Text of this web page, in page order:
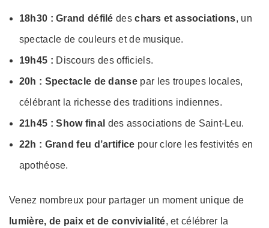
18h30 : Grand défilé deschars et associations, un
spectacle de couleurs et de musique.
19h45 : Discours des officiels.
20h : Spectacle de danse par les troupes locales,
célébrant la richesse des traditions indiennes.
21h45 : Show final des associations de Saint-Leu.
22h : Grand feu d’artifice pour clore les festivités en
apothéose.
Venez nombreux pour partager un moment unique de
lumière, de paix et de convivialité, et célébrer la